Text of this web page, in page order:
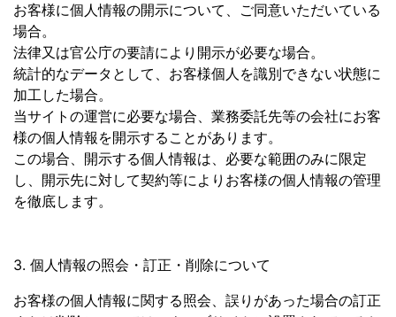
お客様に個人情報の開示について、ご同意いただいている
場合。
法律又は官公庁の要請により開示が必要な場合。
統計的なデータとして、お客様個人を識別できない状態に
加工した場合。
当サイトの運営に必要な場合、業務委託先等の会社にお客
様の個人情報を開示することがあります。
この場合、開示する個人情報は、必要な範囲のみに限定
し、開示先に対して契約等によりお客様の個人情報の管理
を徹底します。
3. 個人情報の照会・訂正・削除について
お客様の個人情報に関する照会、誤りがあった場合の訂正